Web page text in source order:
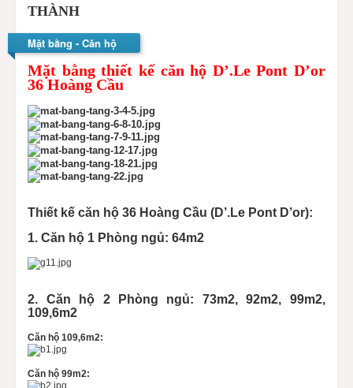
THÀNH
Mặt bằng - Căn hộ
Mặt bằng thiết kế căn hộ D’.Le Pont D’or
36 Hoàng Cầu
Thiết kế căn hộ 36 Hoàng Cầu (D’.Le Pont D’or):
1. Căn hộ 1 Phòng ngủ: 64m2
2. Căn hộ 2 Phòng ngủ: 73m2, 92m2, 99m2,
109,6m2
Căn hộ 109,6m2:
Căn hộ 99m2: